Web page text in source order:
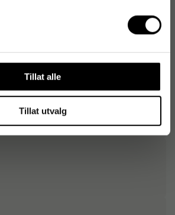
Tillat alle
Tillat utvalg